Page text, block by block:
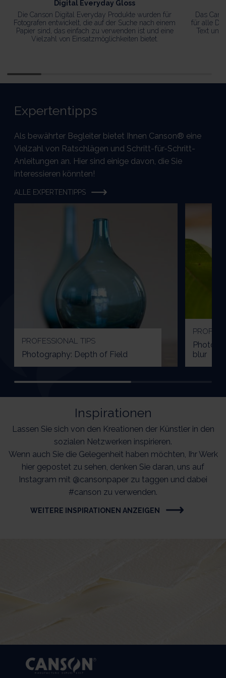
Digital Everyday Gloss
Die Canson Digital Everyday Produkte wurden für
Fotografen entwickelt, die auf der Suche nach einem
Papier sind, das einfach zu verwenden ist und eine
Vielzahl von Einsatzmöglichkeiten bietet.
Das
für alle
Text und
Expertentipps
Als bewährter Begleiter bietet Ihnen Canson® eine
Vielzahl von Ratschlägen und Schritt-für-Schritt-
Anleitungen an. Hier sind einige davon, die Sie
interessieren könnten!
ALLE EXPERTENTIPPS
PROFESSIONAL TIPS
Photography: Depth of Field
blur
Inspirationen
Lassen Sie sich von den Kreationen der Künstler in den
sozialen Netzwerken inspirieren.
Wenn auch Sie die Gelegenheit haben möchten, Ihr Werk
hier gepostet zu sehen, denken Sie daran, uns auf
Instagram mit @cansonpaper zu taggen und dabei
#canson zu verwenden.
WEITERE INSPIRATIONEN ANZEIGEN